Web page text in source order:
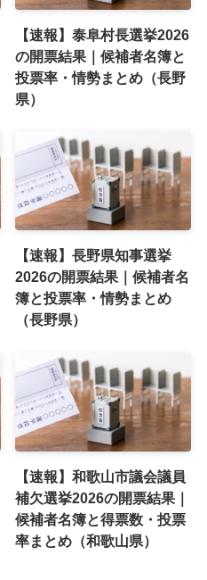
【速報】泰阜村長選挙2026
の開票結果｜候補者名簿と
投票率・情勢まとめ（長野
県）
【速報】長野県知事選挙
2026の開票結果｜候補者名
簿と投票率・情勢まとめ
（長野県）
【速報】和歌山市議会議員
補欠選挙2026の開票結果｜
候補者名簿と得票数・投票
率まとめ（和歌山県）